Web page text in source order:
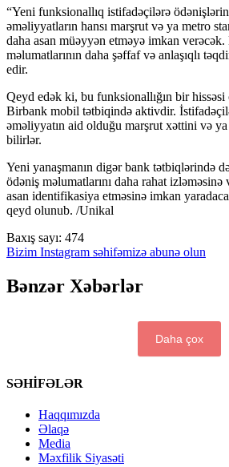
“Yeni funksionallıq istifadəçilərə
əməliyyatların hansı marşrut və ya metro
daha asan müəyyən etməyə imkan
məlumatlarının daha şəffaf və anlaşıqlı
edir.
Qeyd edək ki, bu funksionallığın bir hissəsi
Birbank mobil tətbiqində aktivdir.
əməliyyatın aid olduğu marşrut xəttini və ya
bilirlər.
Yeni yanaşmanın digər bank tətbiqlərində
ödəniş məlumatlarını daha rahat izləməsinə
asan identifikasiya etməsinə imkan
qeyd olunub. /Unikal
Baxış sayı: 474
Bizim Instagram səhifəmizə abunə olun
Bənzər Xəbərlər
Daha çox
SƏHİFƏLƏR
Haqqımızda
Əlaqə
Media
Məxfilik Siyasəti